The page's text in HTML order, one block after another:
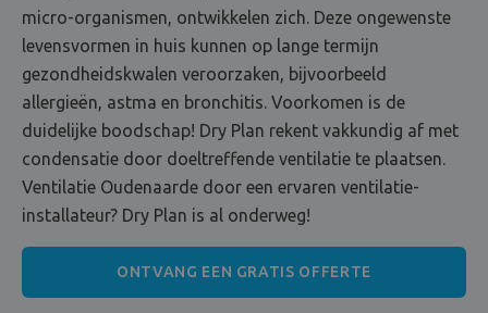
micro-organismen, ontwikkelen zich. Deze ongewenste
levensvormen in huis kunnen op lange termijn
gezondheidskwalen veroorzaken, bijvoorbeeld
allergieën, astma en bronchitis. Voorkomen is de
duidelijke boodschap! Dry Plan rekent vakkundig af met
condensatie door doeltreffende ventilatie te plaatsen.
Ventilatie Oudenaarde door een ervaren ventilatie-
installateur? Dry Plan is al onderweg!
ONTVANG EEN GRATIS OFFERTE